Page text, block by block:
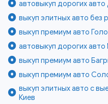
автовыкуп дорогих
выкуп элитных авто без
выкуп премиум авто
автовыкуп дорогих
выкуп премиум авто
выкуп премиум авто
выкуп элитных авто с
Киев